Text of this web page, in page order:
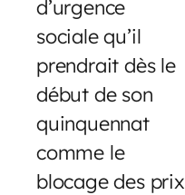
d’urgence
sociale qu’il
prendrait dès le
début de son
quinquennat
comme le
blocage des prix